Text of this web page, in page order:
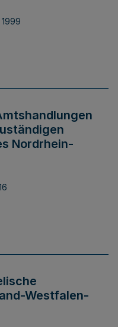
Nordrhein-
Westfalen-